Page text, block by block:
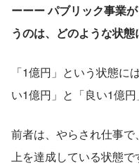
ーーー パブリック事業
うのは、どのような状
「1億円」という状態に
い1億円」と「良い1億円
前者は、やらされ仕事
上を達成している状態で